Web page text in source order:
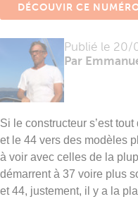
Publié le 20/
Par
DÉCOUVIR CE
Si le constructeur s’est
et le 44 vers des modèles
à voir avec celles de la
démarrent à 37 voire plus
et 44, justement, il y a la